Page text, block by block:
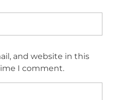
and website in this
I comment.